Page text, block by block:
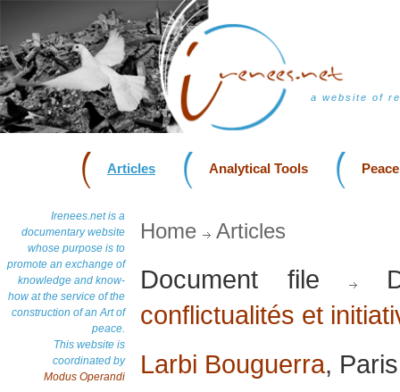
a website of
Articles Analytical Tools
Irenees.net is a
documentary website
whose purpose is to
promote an exchange of
knowledge and know-
how at the service of the
construction of an Art of
peace.
This website is
coordinated by
Modus Operandi
Home Articles
Document file
conflictualités et
Larbi Bouguerra,